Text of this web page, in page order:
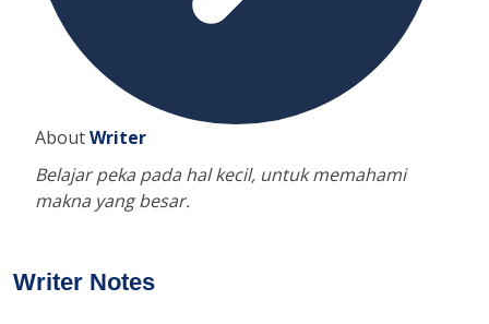
AboutWriter
Belajar peka pada hal kecil, untuk memahami
makna yang besar.
Writer Notes